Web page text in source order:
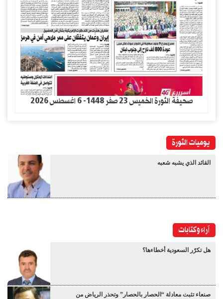
صحيفة الثورة الخميس 23 صفر 1448- 6 اغسطس 2026
يوميات الثورة
القائد الذي يشبه شعبه
آراء وكتابات
هل تكرّر السعودية أخطاءها؟
صنعاء تثبت معادلة “الحصار بالحصار” وتحذر الرياض من